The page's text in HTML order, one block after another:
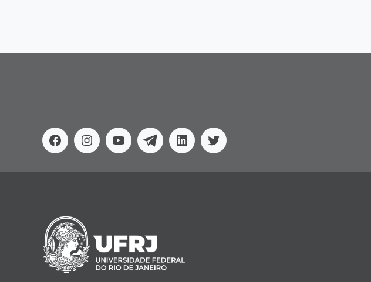
FacebookInstagram
YoutubeTelegramLinkedinTwitter